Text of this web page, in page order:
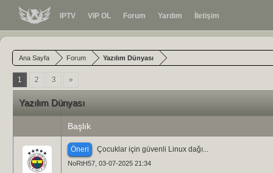
IPTV VIP OL Forum Yardım İletişim
Ana Sayfa Forum Yazılım Dünyası
1 2 3 »
Yazılım Dünyası
Başlık
Öneri Çocuklar için güvenli Linux dağı...
NoRtH57 , 03-07-2025 21:34